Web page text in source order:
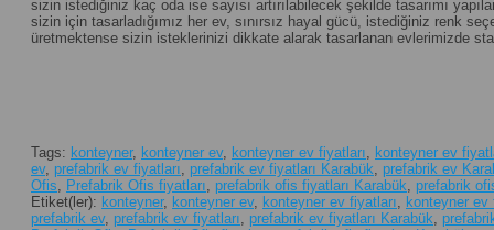
sizin istediğiniz kaç oda ise sayısı artırılabilecek şekilde tasarımı
sizin için tasarladığımız her ev, sınırsız hayal gücü, istediğiniz renk
üretmektense sizin isteklerinizi dikkate alarak tasarlanan evlerimizde
Tags: konteyner, konteyner ev, konteyner ev fiyatları
konteyner ev
ev, prefabrik ev fiyatları prefabrik ev fiyatları Karabük
prefabrik ev
Ofis
Prefabrik Ofis fiyatları prefabrik ofis fiyatları Karabük
prefabrik
Etiket(ler): konteyner, konteyner ev, konteyner ev fiyatları
konteyner ev
prefabrik ev, prefabrik ev fiyatları prefabrik ev fiyatları Karabük